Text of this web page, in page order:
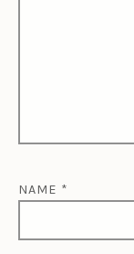
NAME *